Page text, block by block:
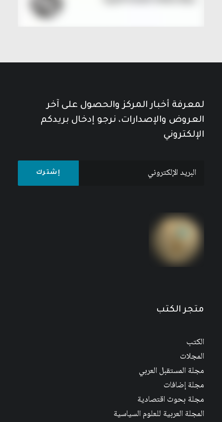
حقوق الإنسان: الرؤى العالمية والإسلامية والعربية
لمعرفة أخبار المركز والحصول على آخر
العروض والإصدارات، نرجو إدخال بريدكم
الإلكتروني
متجر الكتب
الكتب
المجلات
مجلة المستقبل العربي
مجلة إضافات
مجلة بحوث اقتصادية
المجلة العربية للعلوم السياسية